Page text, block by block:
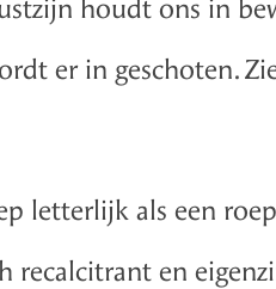
houdt ons in
er in geschoten.
letterlijk als een
en